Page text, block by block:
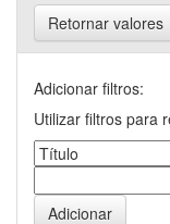
Retornar valores
Adicionar filtros:
Utilizar filtros para